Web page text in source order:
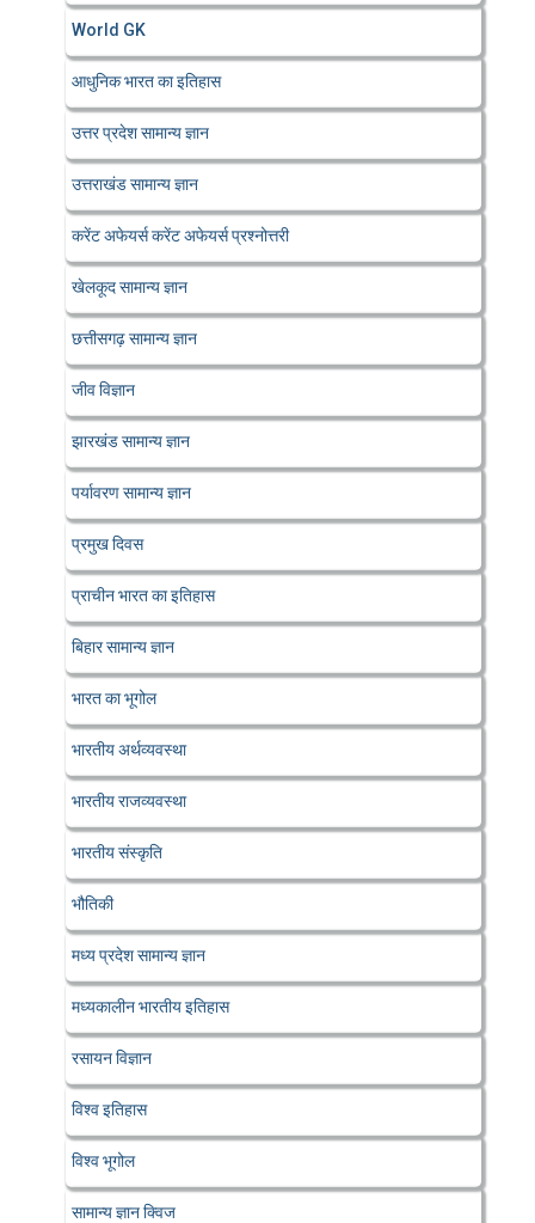
World GK
आधुनिक भारत का इतिहास
उत्तर प्रदेश सामान्य ज्ञान
उत्तराखंड सामान्य ज्ञान
करेंट अफेयर्स करेंट अफेयर्स प्रश्नोत्तरी
खेलकूद सामान्य ज्ञान
छत्तीसगढ़ सामान्य ज्ञान
जीव विज्ञान
झारखंड सामान्य ज्ञान
पर्यावरण सामान्य ज्ञान
प्रमुख दिवस
प्राचीन भारत का इतिहास
बिहार सामान्य ज्ञान
भारत का भूगोल
भारतीय अर्थव्यवस्था
भारतीय राजव्यवस्था
भारतीय संस्कृति
भौतिकी
मध्य प्रदेश सामान्य ज्ञान
मध्यकालीन भारतीय इतिहास
रसायन विज्ञान
विश्व इतिहास
विश्व भूगोल
सामान्य ज्ञान क्विज